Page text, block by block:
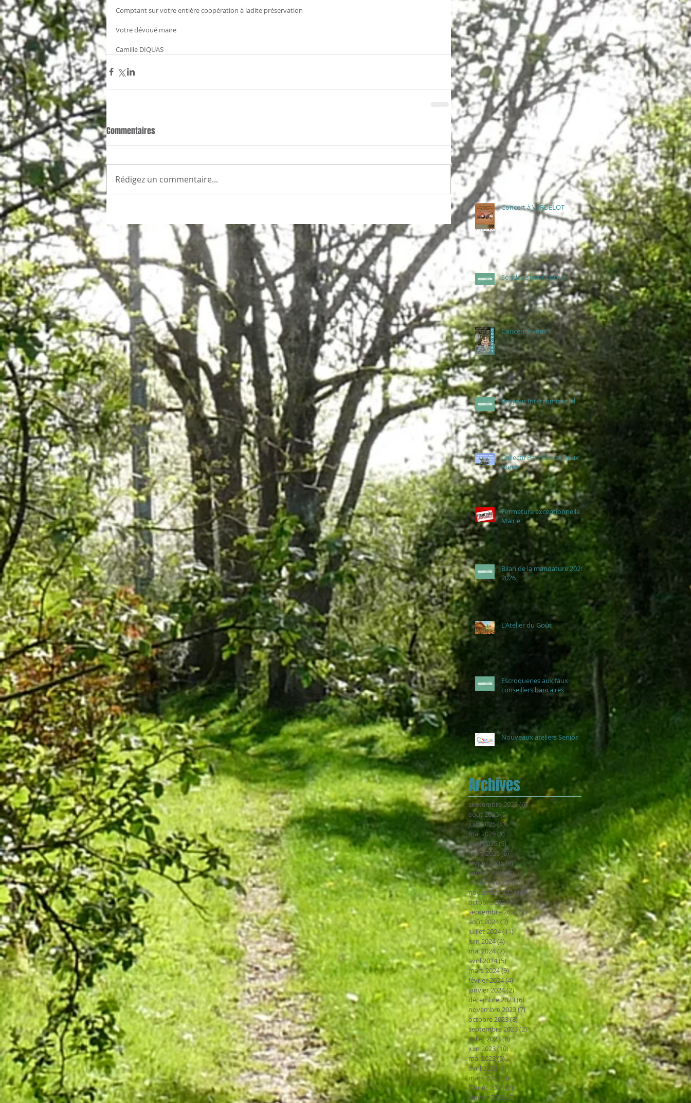
Comptant sur votre entière coopération à ladite préservation
Votre dévoué maire
Camille DIQUAS
Commentaires
Rédigez un commentaire...
Concert à VERDELOT
Sondage pour Locker
Concert à venir !
Broyeur Intercommunal
Collectif Parc Brie et Deux
Morin
Fermeture exceptionnelle
Mairie
Bilan de la mandature 2020-
2026
L'Atelier du Goût
Escroqueries aux faux
conseillers bancaires
Nouveaux ateliers Senior
Archives
septembre 2025(6)6 posts
août 2025(5) 5 posts
juin 2025(4)4 posts
mai 2025(1)1 post
avril 2025(5)
mars 2025(6) 6 posts
février 2025(8)8 posts
janvier 2025(4)4 posts
décembre 2024(5) 5 posts
novembre 2024(4)4 posts
octobre 2024 (9) 9 posts
septembre 2024(1)1 post
août 2024(3) 3 posts
juillet 2024(11)11 posts
juin 2024(4) 4 posts
mai 2024(7)7 posts
avril 2024(5)5 posts
mars 2024(9)9 posts
février 2024(4)4 posts
janvier 2024(2)2 posts
décembre 2023(6) 6 posts
novembre 2023(7)7 posts
octobre 2023(8)8 posts
septembre 2023(2)2 posts
juillet 2023(6)6 posts
juin 2023(10)10 posts
mai 2023(5)5 posts
avril 2023(7)7 posts
mars 2023(3)3 posts
février 2023(2)2 posts
janvier 2023(6)6 posts